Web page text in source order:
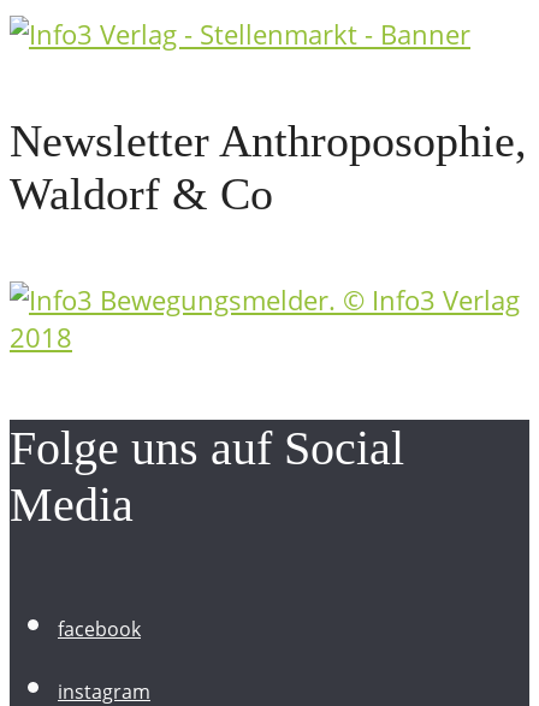
Newsletter Anthroposophie,
Waldorf & Co
Folge uns auf Social
Media
facebook
instagram